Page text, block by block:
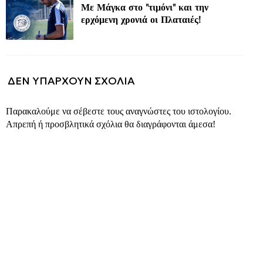
Με Μάγκα στο "τιμόνι" και την
ερχόμενη χρονιά οι Πλαταιές!
ΔΕΝ ΥΠΆΡΧΟΥΝ ΣΧΌΛΙΑ
Παρακαλούμε να σέβεστε τους αναγνώστες του ιστολογίου.
Απρεπή ή προσβλητικά σχόλια θα διαγράφονται άμεσα!